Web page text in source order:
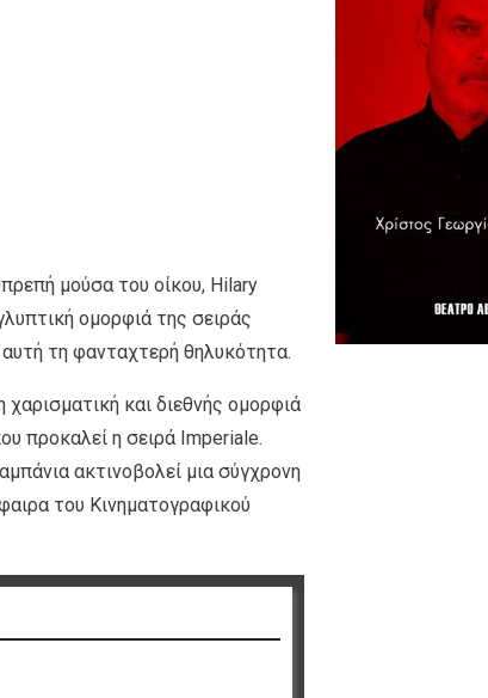
μούσα του οίκου, Hilary
ομορφιά της σειράς
τη φανταχτερή θηλυκότητα.
και διεθνής ομορφιά
προκαλεί η σειρά Imperiale.
ακτινοβολεί μια σύγχρονη
του Κινηματογραφικού